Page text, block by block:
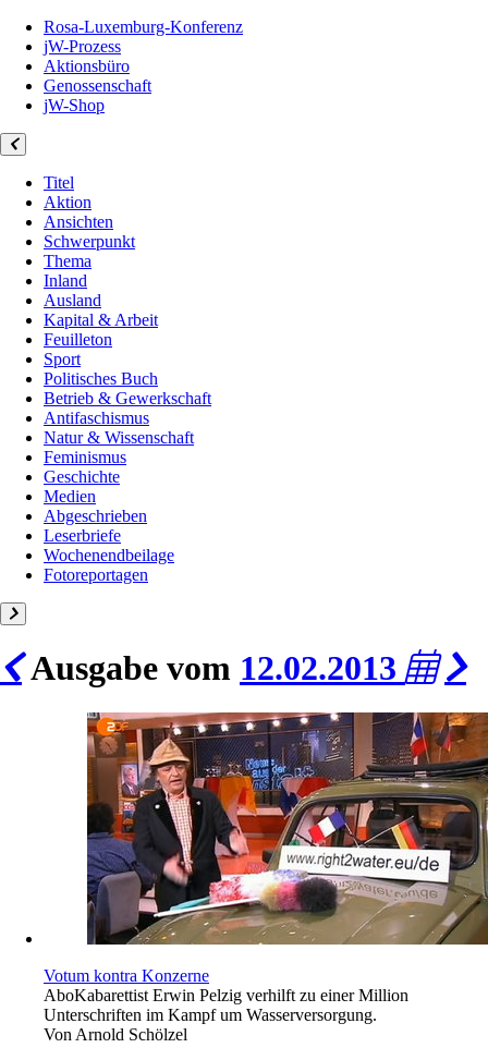
Rosa-Luxemburg-Konferenz
jW-Prozess
Aktionsbüro
Genossenschaft
jW-Shop
Titel
Aktion
Ansichten
Schwerpunkt
Thema
Inland
Ausland
Kapital & Arbeit
Feuilleton
Sport
Politisches Buch
Betrieb & Gewerkschaft
Antifaschismus
Natur & Wissenschaft
Feminismus
Geschichte
Medien
Abgeschrieben
Leserbriefe
Wochenendbeilage
Fotoreportagen
Ausgabe vom 12.02.2013
Votum kontra Konzerne
AboKabarettist Erwin Pelzig verhilft zu einer Million
Unterschriften im Kampf um Wasserversorgung.
Von Arnold Schölzel